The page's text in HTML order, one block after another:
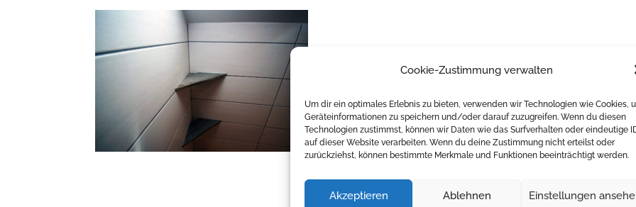
Cookie-Zustimmung verwalten
Um dir ein optimales Erlebnis zu bieten, verwenden wir Technologien wie Cookies,
Geräteinformationen zu speichern und/oder darauf zuzugreifen. Wenn du diesen
Technologien zustimmst, können wir Daten wie das Surfverhalten oder eindeutige
auf dieser Website verarbeiten. Wenn du deine Zustimmung nicht erteilst oder
zurückziehst, können bestimmte Merkmale und Funktionen beeinträchtigt werden.
Akzeptieren Ablehnen Einstellungen